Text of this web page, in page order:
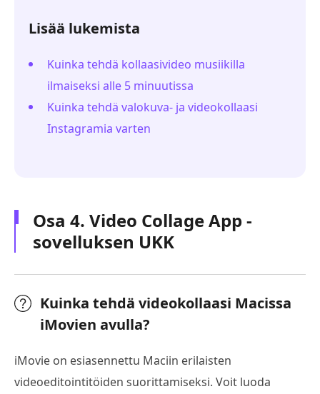
Lisää lukemista
Kuinka tehdä kollaasivideo musiikilla
ilmaiseksi alle 5 minuutissa
Kuinka tehdä valokuva- ja videokollaasi
Instagramia varten
Osa 4. Video Collage App -
sovelluksen UKK
Kuinka tehdä videokollaasi Macissa
iMovien avulla?
iMovie on esiasennettu Maciin erilaisten
videoeditointitöiden suorittamiseksi. Voit luoda